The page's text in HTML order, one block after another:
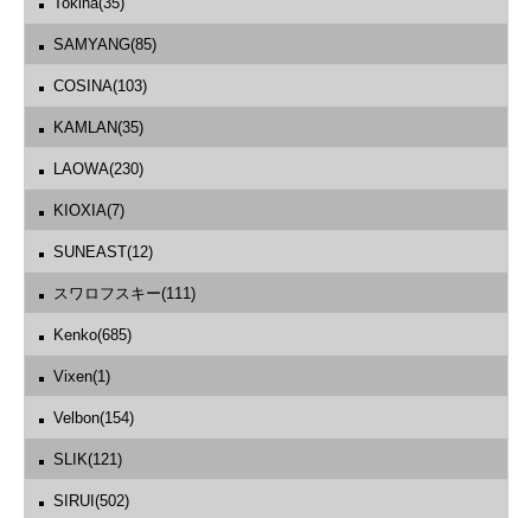
SAMYANG(85)
COSINA(103)
KAMLAN(35)
LAOWA(230)
KIOXIA(7)
SUNEAST(12)
スワロフスキー(111)
Kenko(685)
Vixen(1)
Velbon(154)
SLIK(121)
SIRUI(502)